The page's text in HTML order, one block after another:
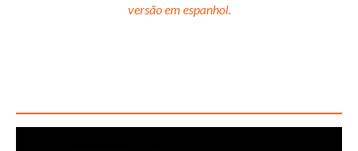
versão em espanhol.